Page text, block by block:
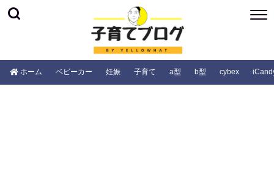
ホーム ベビーカー 妊娠 子育て a型 b型 cybex